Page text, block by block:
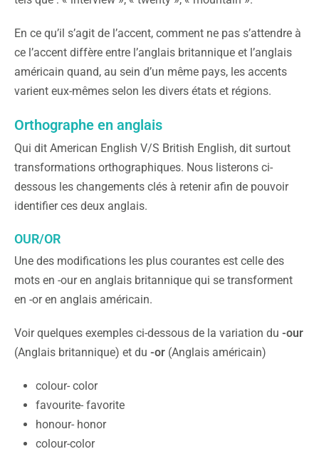
En ce qu’il s’agit de l’accent, comment ne pas s’attendre à
ce l’accent diffère entre l’anglais britannique et l’anglais
américain quand, au sein d’un même pays, les accents
varient eux-mêmes selon les divers états et régions.
Orthographe en anglais
Qui dit American English V/S British English, dit surtout
transformations orthographiques. Nous listerons ci-
dessous les changements clés à retenir afin de pouvoir
identifier ces deux anglais.
OUR/OR
Une des modifications les plus courantes est celle des
mots en -our en anglais britannique qui se transforment
en -or en anglais américain.
Voir quelques exemples ci-dessous de la variation du -our
(Anglais britannique) et du -or (Anglais américain)
colour- color
favourite- favorite
honour- honor
colour-color